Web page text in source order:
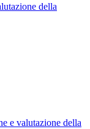
della
e valutazione della